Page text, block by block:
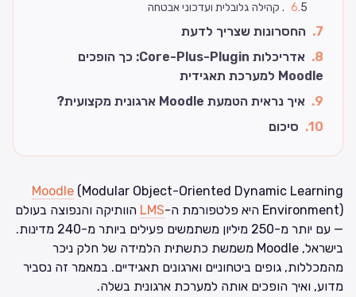
6.5. קהילה גלובלית ועדכוני אבטחה
7
. החסרונות שצריך לדעת
8
.
אדריכלות Core-Plus-Plugin: כך הופכים
Moodle למערכת תאגידית
9
. איך נראית הטמעת Moodle ארגונית מקצועית?
10
. סיכום
Moodle (Modular Object-Oriented Dynamic Learning
Environment) היא פלטפורמת ה-
LMS הוותיקה והנפוצה בעולם
— עם יותר מ-250 מיליון משתמשים פעילים ביותר מ-240 מדינות.
בישראל, Moodle משמשת כתשתית הלמידה של חלק ניכר
מהמכללות, גופים ביטחוניים וארגונים תאגידיים. במאמר זה נסביר
מדוע, ואיך הופכים אותה למערכת ארגונית בשלה.